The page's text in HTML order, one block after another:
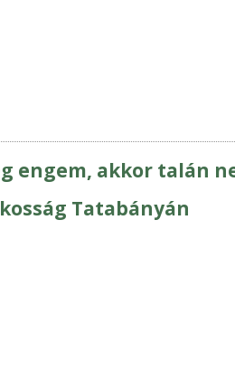
engem, akkor talán
Tatabányán